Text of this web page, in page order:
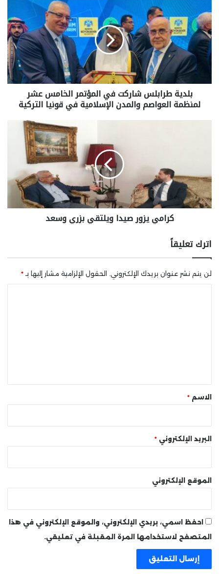
بلدية طرابلس شاركت في المؤتمر الخامس عشر
لمنظمة العواصم والمدن الإسلامية في قونيا التركية
كرامي يزور صيدا ويلتقي بزري وسعد
اترك تعليقاً
لن يتم نشر عنوان بريدك الإلكتروني. الحقول الإلزامية مشار إليها بـ*
* الاسم *
البريد الإلكتروني *
الموقع الإلكتروني
احفظ اسمي، بريدي الإلكتروني، والموقع الإلكتروني في هذا
المتصفح لاستخدامها المرة المقبلة في تعليقي.